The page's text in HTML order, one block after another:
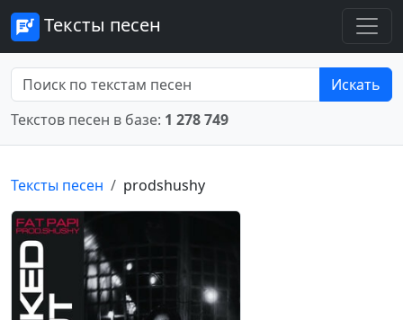
Тексты песен
Искать
Текстов песен в базе: 1 278 749
Тексты песен prodshushy